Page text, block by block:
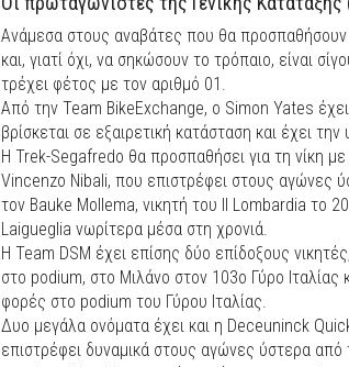
Ανάμεσα στους αναβάτες που θα προσπαθήσουν
και, γιατί όχι, να σηκώσουν το τρόπαιο, είναι
τρέχει φέτος με τον αριθμό 01.
Από την Team BikeExchange, ο Simon Yates
βρίσκεται σε εξαιρετική κατάσταση και έχει
Η Trek-Segafredo θα προσπαθήσει για τη νίκη
Vincenzo Nibali, που επιστρέφει στους αγώνες
τον Bauke Mollema, νικητή του Il Lombardia το
Laigueglia νωρίτερα μέσα στη χρονιά.
Η Team DSM έχει επίσης δύο επίδοξους
στο podium, στο Μιλάνο στον 103ο Γύρο
φορές στο podium του Γύρου Ιταλίας.
Δυο μεγάλα ονόματα έχει και η Deceuninck
επιστρέφει δυναμικά στους αγώνες ύστερα